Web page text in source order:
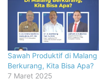
Sawah Produktif di Malang
Berkurang, Kita Bisa Apa?
7 Maret 2025